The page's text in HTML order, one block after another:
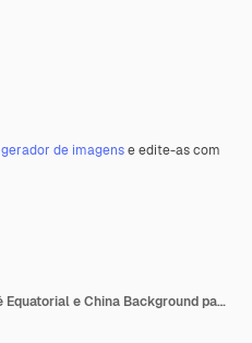
gerador de imagense edite-as com
Bandeira nacional da Guiné Equatorial e China Background para designers